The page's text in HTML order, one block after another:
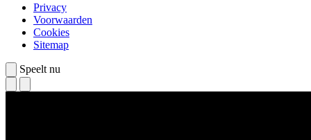
Privacy
Voorwaarden
Cookies
Sitemap
Speelt nu